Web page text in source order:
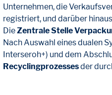
Unternehmen, die
registriert, und darüber
DieZentrale Stelle
Nach Auswahl eines dualen
Interseroh+) und dem
Recyclingprozessesder